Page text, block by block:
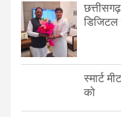
डिजिटल
स्मार्ट
को